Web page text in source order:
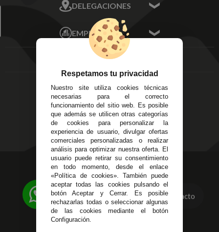
Mis Direcciones
Mis Pedidos
Mis favoritos
FAQ's
DELEGACIONES
Écija - Sevilla
Av. Plaza de Toros.
Local 3
Córdoba
14
Alzira - Valencia
C/ Esplugues, 135
EMPRESA
Aviso Legal
Devoluciones
Política de Privacidad
Pago Seguro
Terminos y
Condiciones Generales
Políticas de Cookies
623 23 31 98
Atendemos Whatsapp
955 44 45 43/955 44 45 44
info@steielectronica.com
Contacto
Respetamos tu privacidad
Nuestro site utiliza cookies técnicas
necesarias para el correcto
funcionamiento del sitio web. Es posible
que además se utilicen otras categorías
de cookies para personalizar la
experiencia de usuario, divulgar ofertas
comerciales personalizadas o realizar
análisis para optimizar nuestra oferta. El
usuario puede retirar su consentimiento
en todo momento, desde el enlace
«Política de cookies». También puede
aceptar todas las cookies pulsando el
botón Aceptar y Cerrar. Es posible
rechazarlas todas o seleccionar algunas
de las cookies mediante el botón
Configuración.